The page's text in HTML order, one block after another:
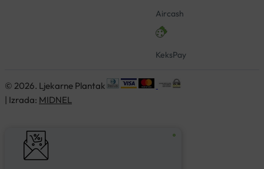
Aircash
KeksPay
© 2026. Ljekarne Plantak
| Izrada: MIDNEL